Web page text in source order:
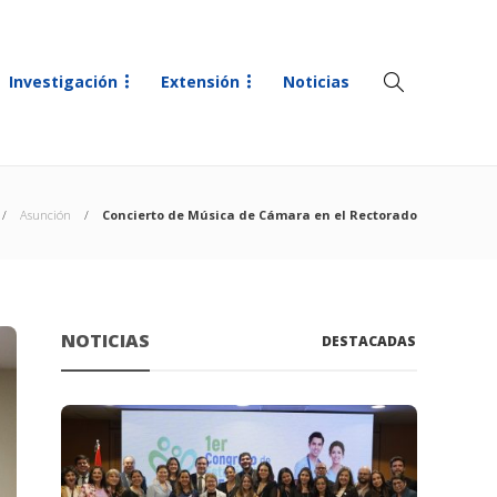
Investigación Extensión Noticias
Asunción Concierto de Música de Cámara en el Rectorado
NOTICIAS DESTACADAS